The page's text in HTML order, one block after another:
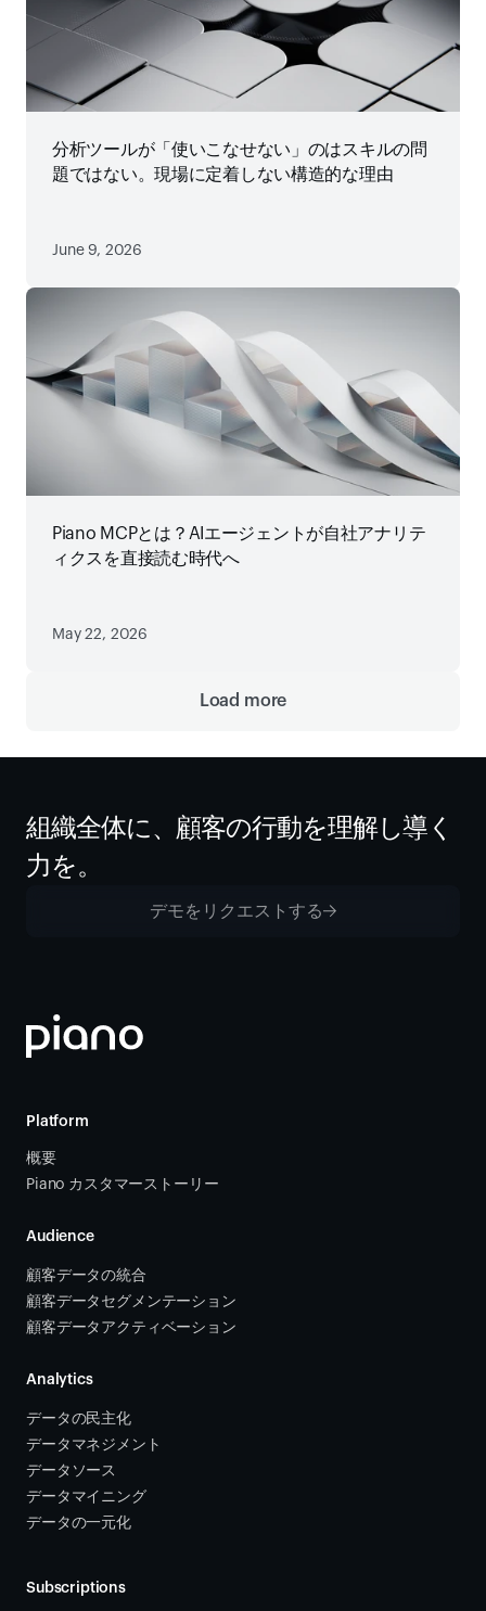
分析ツールが「使いこなせない」のはスキルの問
題ではない。現場に定着しない構造的な理由
June 9, 2026
Piano MCPとは？AIエージェントが自社アナリテ
ィクスを直接読む時代へ
May 22, 2026
Load more
組織全体に、顧客の行動を理解し導く
力を。
デモをリクエストする
Platform
概要
Piano カスタマーストーリー
Audience
顧客データの統合
顧客データセグメンテーション
顧客データアクティベーション
Analytics
データの民主化
データマネジメント
データソース
データマイニング
データの一元化
Subscriptions